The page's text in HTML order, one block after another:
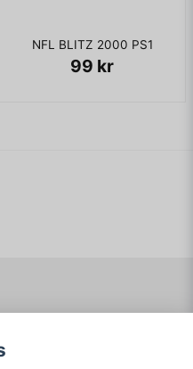
NFL BLITZ 2000 PS1
99 kr
in